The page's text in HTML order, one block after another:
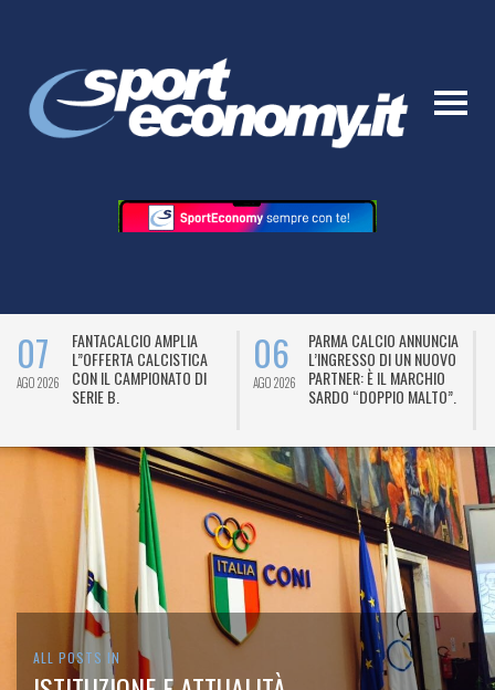
06
AGO 2026
COMO 1907 VENTURES
ENTRA NEL CAPITALE DI
“COLLECTO” SU UNA
VALUTAZIONE DI 45
06
AGO 2026
MERCHANDISING –
MACRON E UDINESE
SVELANO LA MAGLIA
AWAY (STAGIONE
ALL POSTS IN